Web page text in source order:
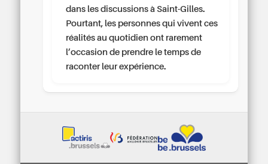
dans les discussions à Saint-Gilles.
Pourtant, les personnes qui vivent ces
réalités au quotidien ont rarement
l’occasion de prendre le temps de
raconter leur expérience.